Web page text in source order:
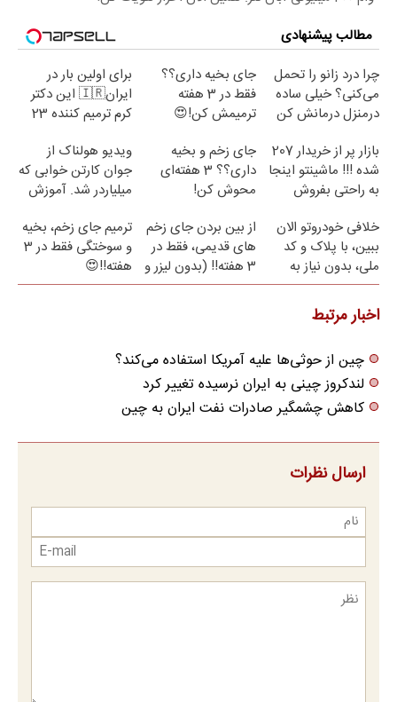
مطالب پیشنهادی
چرا درد زانو را تحمل
می‌کنی؟ خیلی ساده
درمنزل درمانش کن
جای بخیه داری؟؟
فقط در 3 هفته
ترمیمش کن!😍
برای اولین بار در
ایران🇮🇷 این دکتر
کرم ترمیم کننده 23
بازار پر از خریدار 207
شده !!! ماشینتو اینجا
به راحتی بفروش
جای زخم و بخیه
داری؟؟ 3 هفته‌ای
محوش کن!
ویدیو هولناک از
جوان کارتن خوابی که
میلیاردر شد. آموزش
خلافی خودروتو الان
ببین، با پلاک و کد
ملی، بدون نیاز به
مراجعه حضوری
از بین بردن جای زخم
های قدیمی، فقط در
3 هفته!! (بدون لیزر و
جراحی)
ترمیم جای زخم، بخیه
و سوختگی فقط در 3
هفته!!😍
اخبار مرتبط
چین از حوثی‌ها علیه آمریکا استفاده می‌کند؟
لندکروز چینی به ایران نرسیده تغییر کرد
کاهش چشمگیر صادرات نفت ایران به چین
ارسال نظرات